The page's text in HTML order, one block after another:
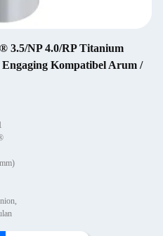
NP 4.0/RP Titanium
Kompatibel Arum /